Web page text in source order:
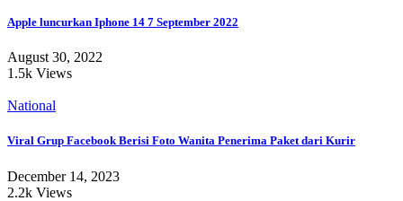
Apple luncurkan Iphone 14 7 September 2022
August 30, 2022
1.5k Views
National
Viral Grup Facebook Berisi Foto Wanita Penerima Paket dari Kurir
December 14, 2023
2.2k Views